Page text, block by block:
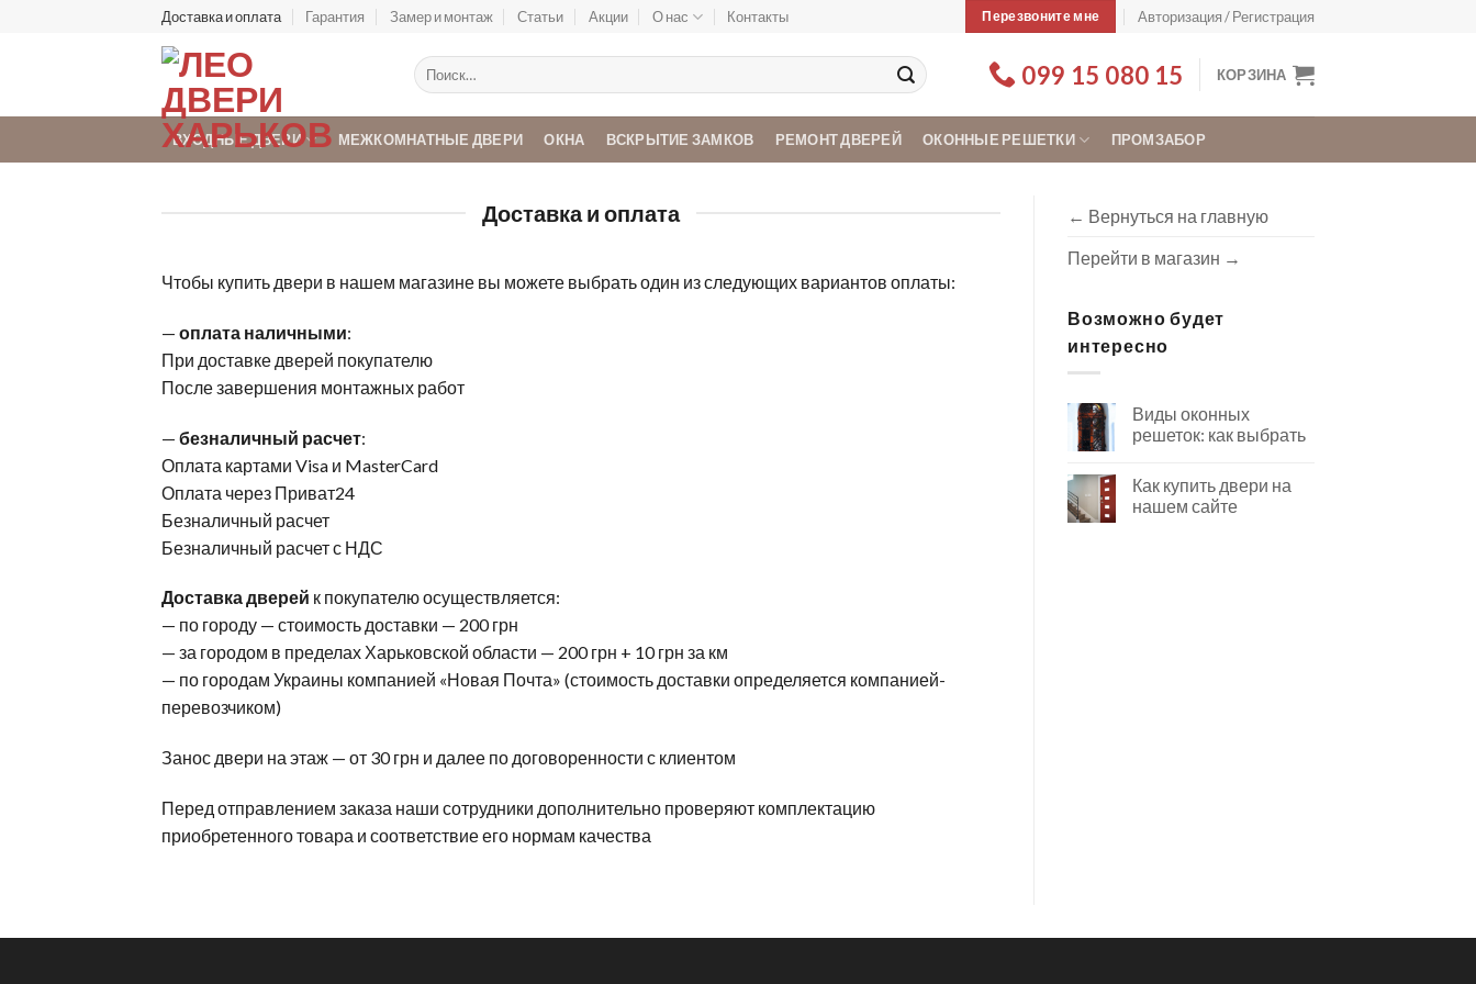
Доставка и оплата Гарантия Замер и монтаж Статьи Акции О нас Контакты Перезвоните мне Авторизация / Регистрация
Искать: 099 15 080 15 КОРЗИНА
ВХОДНЫЕ ДВЕРИ МЕЖКОМНАТНЫЕ ДВЕРИ ОКНА ВСКРЫТИЕ ЗАМКОВ РЕМОНТ ДВЕРЕЙ ОКОННЫЕ РЕШЕТКИ ПРОМЗАБОР
Доставка и оплата
Чтобы купить двери в нашем магазине вы можете выбрать один из следующих вариантов оплаты:
— оплата наличными:
При доставке дверей покупателю
После завершения монтажных работ
— безналичный расчет:
Оплата картами Visa и MasterCard
Оплата через Приват24
Безналичный расчет
Безналичный расчет с НДС
Доставка дверей к покупателю осуществляется:
— по городу — стоимость доставки — 200 грн
— за городом в пределах Харьковской области — 200 грн + 10 грн за км
— по городам Украины компанией «Новая Почта» (стоимость доставки определяется компанией-
перевозчиком)
Занос двери на этаж — от 30 грн и далее по договоренности с клиентом
Перед отправлением заказа наши сотрудники дополнительно проверяют комплектацию
приобретенного товара и соответствие его нормам качества
← Вернуться на главную
Перейти в магазин →
Возможно будет
интересно
Виды оконных
решеток: как выбрать
Как купить двери на
нашем сайте